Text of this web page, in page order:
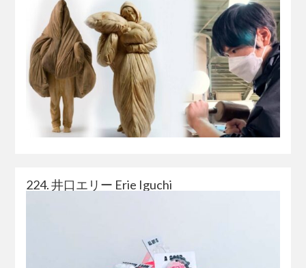
224. 井口エリー Erie Iguchi